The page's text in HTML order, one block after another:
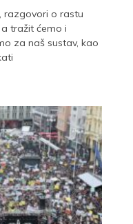
razgovori o rastu
tražit ćemo i
za naš sustav, kao